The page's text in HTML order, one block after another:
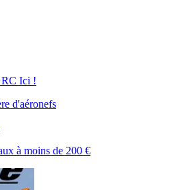
RC Ici !
d'aéronefs
à moins de 200 €